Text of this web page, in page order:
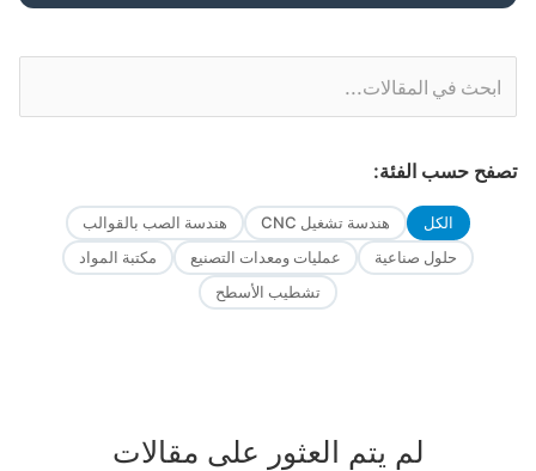
تصفح حسب الفئة:
الكل هندسة تشغيل CNC
هندسة الصب بالقوالب
حلول صناعية
عمليات ومعدات التصنيع
مكتبة المواد
تشطيب الأسطح
لم يتم العثور على مقالات